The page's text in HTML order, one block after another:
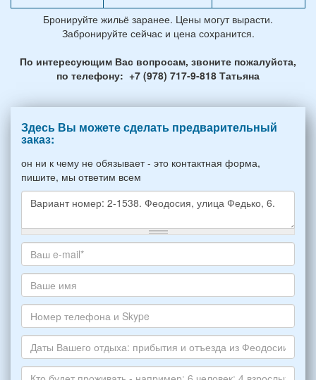
Бронируйте жильё заранее. Цены могут вырасти.
Забронируйте сейчас и цена сохранится.
По интересующим Вас вопросам, звоните пожалуйста,
по телефону: +7 (978) 717-9-818 Татьяна
Здесь Вы можете сделать предварительный
заказ:
он ни к чему не обязывает - это контактная форма,
пишите, мы ответим всем
Какое
жилье
хотите
снять,
укажите
пожалуйста
НОМЕР
варианта:
*
Ваш
адрес
электронной
почты
*
Ваше
имя
Номер
телефона
и
Skype
Даты